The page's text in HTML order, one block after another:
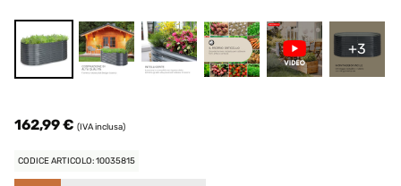
+3
162,99 € (IVA inclusa)
CODICE ARTICOLO: 10035815